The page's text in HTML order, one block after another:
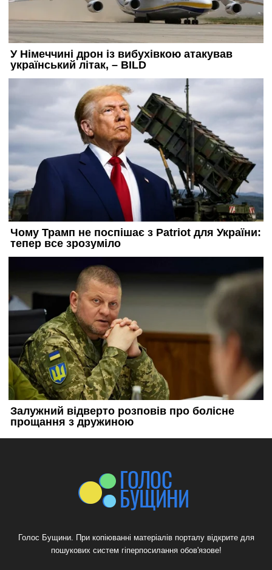
Голос Бущини. При копіюванні матеріалів порталу відкрите для
пошукових систем гіперпосилання обов'язове!